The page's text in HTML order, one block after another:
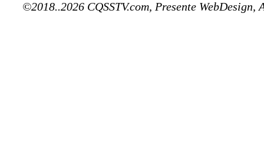
©2018..2026 CQSSTV.com, Presente WebDesign,